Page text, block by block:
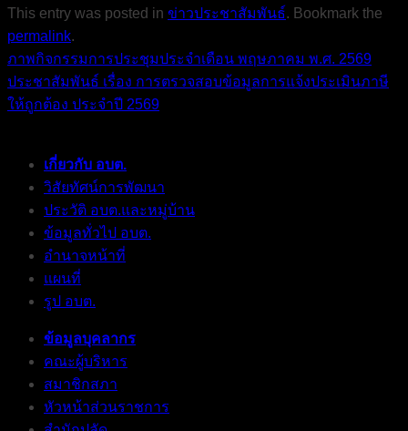
This entry was posted in ข่าวประชาสัมพันธ์. Bookmark the
permalink.
ภาพกิจกรรมการประชุมประจำเดือน พฤษภาคม พ.ศ. 2569
ประชาสัมพันธ์ เรื่อง การตรวจสอบข้อมูลการแจ้งประเมินภาษี
ให้ถูกต้อง ประจำปี 2569
เกี่ยวกับ อบต.
วิสัยทัศน์การพัฒนา
ประวัติ อบต.และหมู่บ้าน
ข้อมูลทั่วไป อบต.
อำนาจหน้าที่
แผนที่
รูป อบต.
ข้อมูลบุคลากร
คณะผู้บริหาร
สมาชิกสภา
หัวหน้าส่วนราชการ